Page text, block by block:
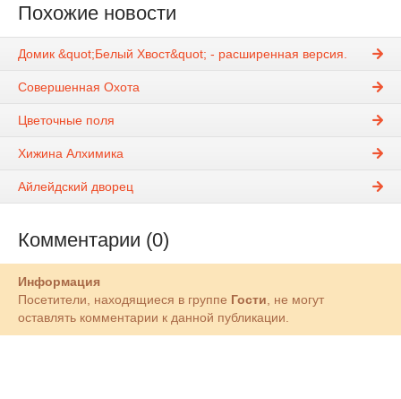
Похожие новости
Домик &quot;Белый Хвост&quot; - расширенная версия.
Совершенная Охота
Цветочные поля
Хижина Алхимика
Айлейдский дворец
Комментарии (0)
Информация
Посетители, находящиеся в группе Гости, не могут
оставлять комментарии к данной публикации.